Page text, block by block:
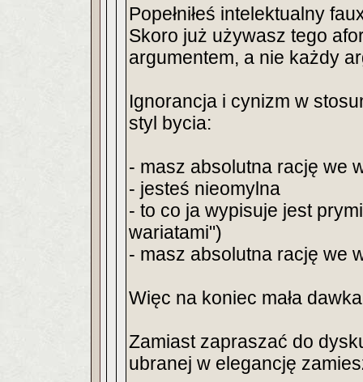
Popełniłeś intelektualny
Skoro już używasz tego
argumentem, a nie każdy
Ignorancja i cynizm w
styl bycia:
- masz absolutna rację we
- jesteś nieomylna
- to co ja wypisuje jest
wariatami")
- masz absolutna rację we
Więc na koniec mała
Zamiast zapraszać do
ubranej w elegancję